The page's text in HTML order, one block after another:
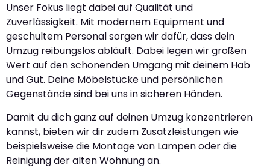
Unser Fokus liegt dabei auf Qualität und
Zuverlässigkeit. Mit modernem Equipment und
geschultem Personal sorgen wir dafür, dass dein
Umzug reibungslos abläuft. Dabei legen wir großen
Wert auf den schonenden Umgang mit deinem Hab
und Gut. Deine Möbelstücke und persönlichen
Gegenstände sind bei uns in sicheren Händen.
Damit du dich ganz auf deinen Umzug konzentrieren
kannst, bieten wir dir zudem Zusatzleistungen wie
beispielsweise die Montage von Lampen oder die
Reinigung der alten Wohnung an.